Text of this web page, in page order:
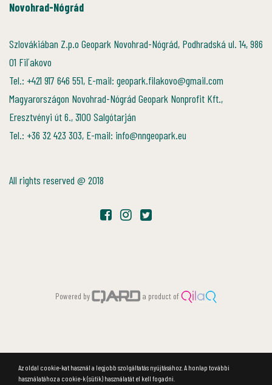
Novohrad-Nógrád
Szlovákiában Z.p.o Geopark Novohrad-Nógrád, Podhradská ul. 14, 986
01 Fiľakovo
Tel.: +421 917 646 551, E-mail: geopark.filakovo@gmail.com
Magyarországon Novohrad-Nógrád Geopark Nonprofit Kft.,
Eresztvényi út 6., 3100 Salgótarján
Tel.: +36 32 423 303, E-mail: info@nngeopark.eu
All rights reserved @ 2018
Powered by a product of
Az oldal cookie-kat használ a legjobb szolgáltatás nyújtásához. A honlap további
használatához a cookie-k (sütik) használatát el kell fogadni.